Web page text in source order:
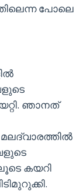
പോലെ
ഞാനത്
കയറി